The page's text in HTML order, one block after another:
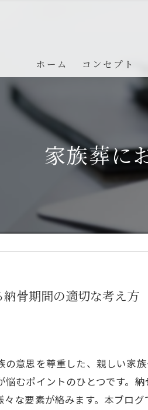
ホーム コンセプト
事前登録会員
家族葬に
骨期間の適切な考え方
の意思を尊重した、親しい家
悩むポイントのひとつです。
々な要素が絡みます。本ブロ